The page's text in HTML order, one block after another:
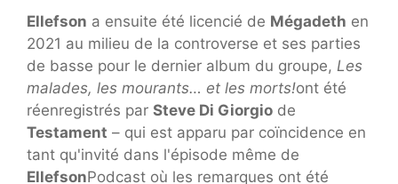
Ellefson a ensuite été licencié de Mégadeth en
2021 au milieu de la controverse et ses parties
de basse pour le dernier album du groupe, Les
malades, les mourants… et les morts!ont été
réenregistrés par Steve Di Giorgio de
Testament – qui est apparu par coïncidence en
tant qu'invité dans l'épisode même de
EllefsonPodcast où les remarques ont été